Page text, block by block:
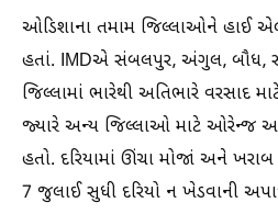
ઓડિશાના તમામ જિલ્લાઓને હાઈ
હતાં. IMDએ સંબલપુર, અંગુલ, બૌધ,
જિલ્લામાં ભારેથી અતિભારે વરસાદ
જ્યારે અન્ય જિલ્લાઓ માટે ઓરેન્જ અને
હતો. દરિયામાં ઊંચા મોજાં અને ખરાબ
7 જુલાઈ સુધી દરિયો ન ખેડવાની